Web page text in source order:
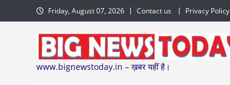
to
Friday, August 07, 2026 Contact us Privacy Policy
www.bignewstoday.in – ख़बर यहीं है।